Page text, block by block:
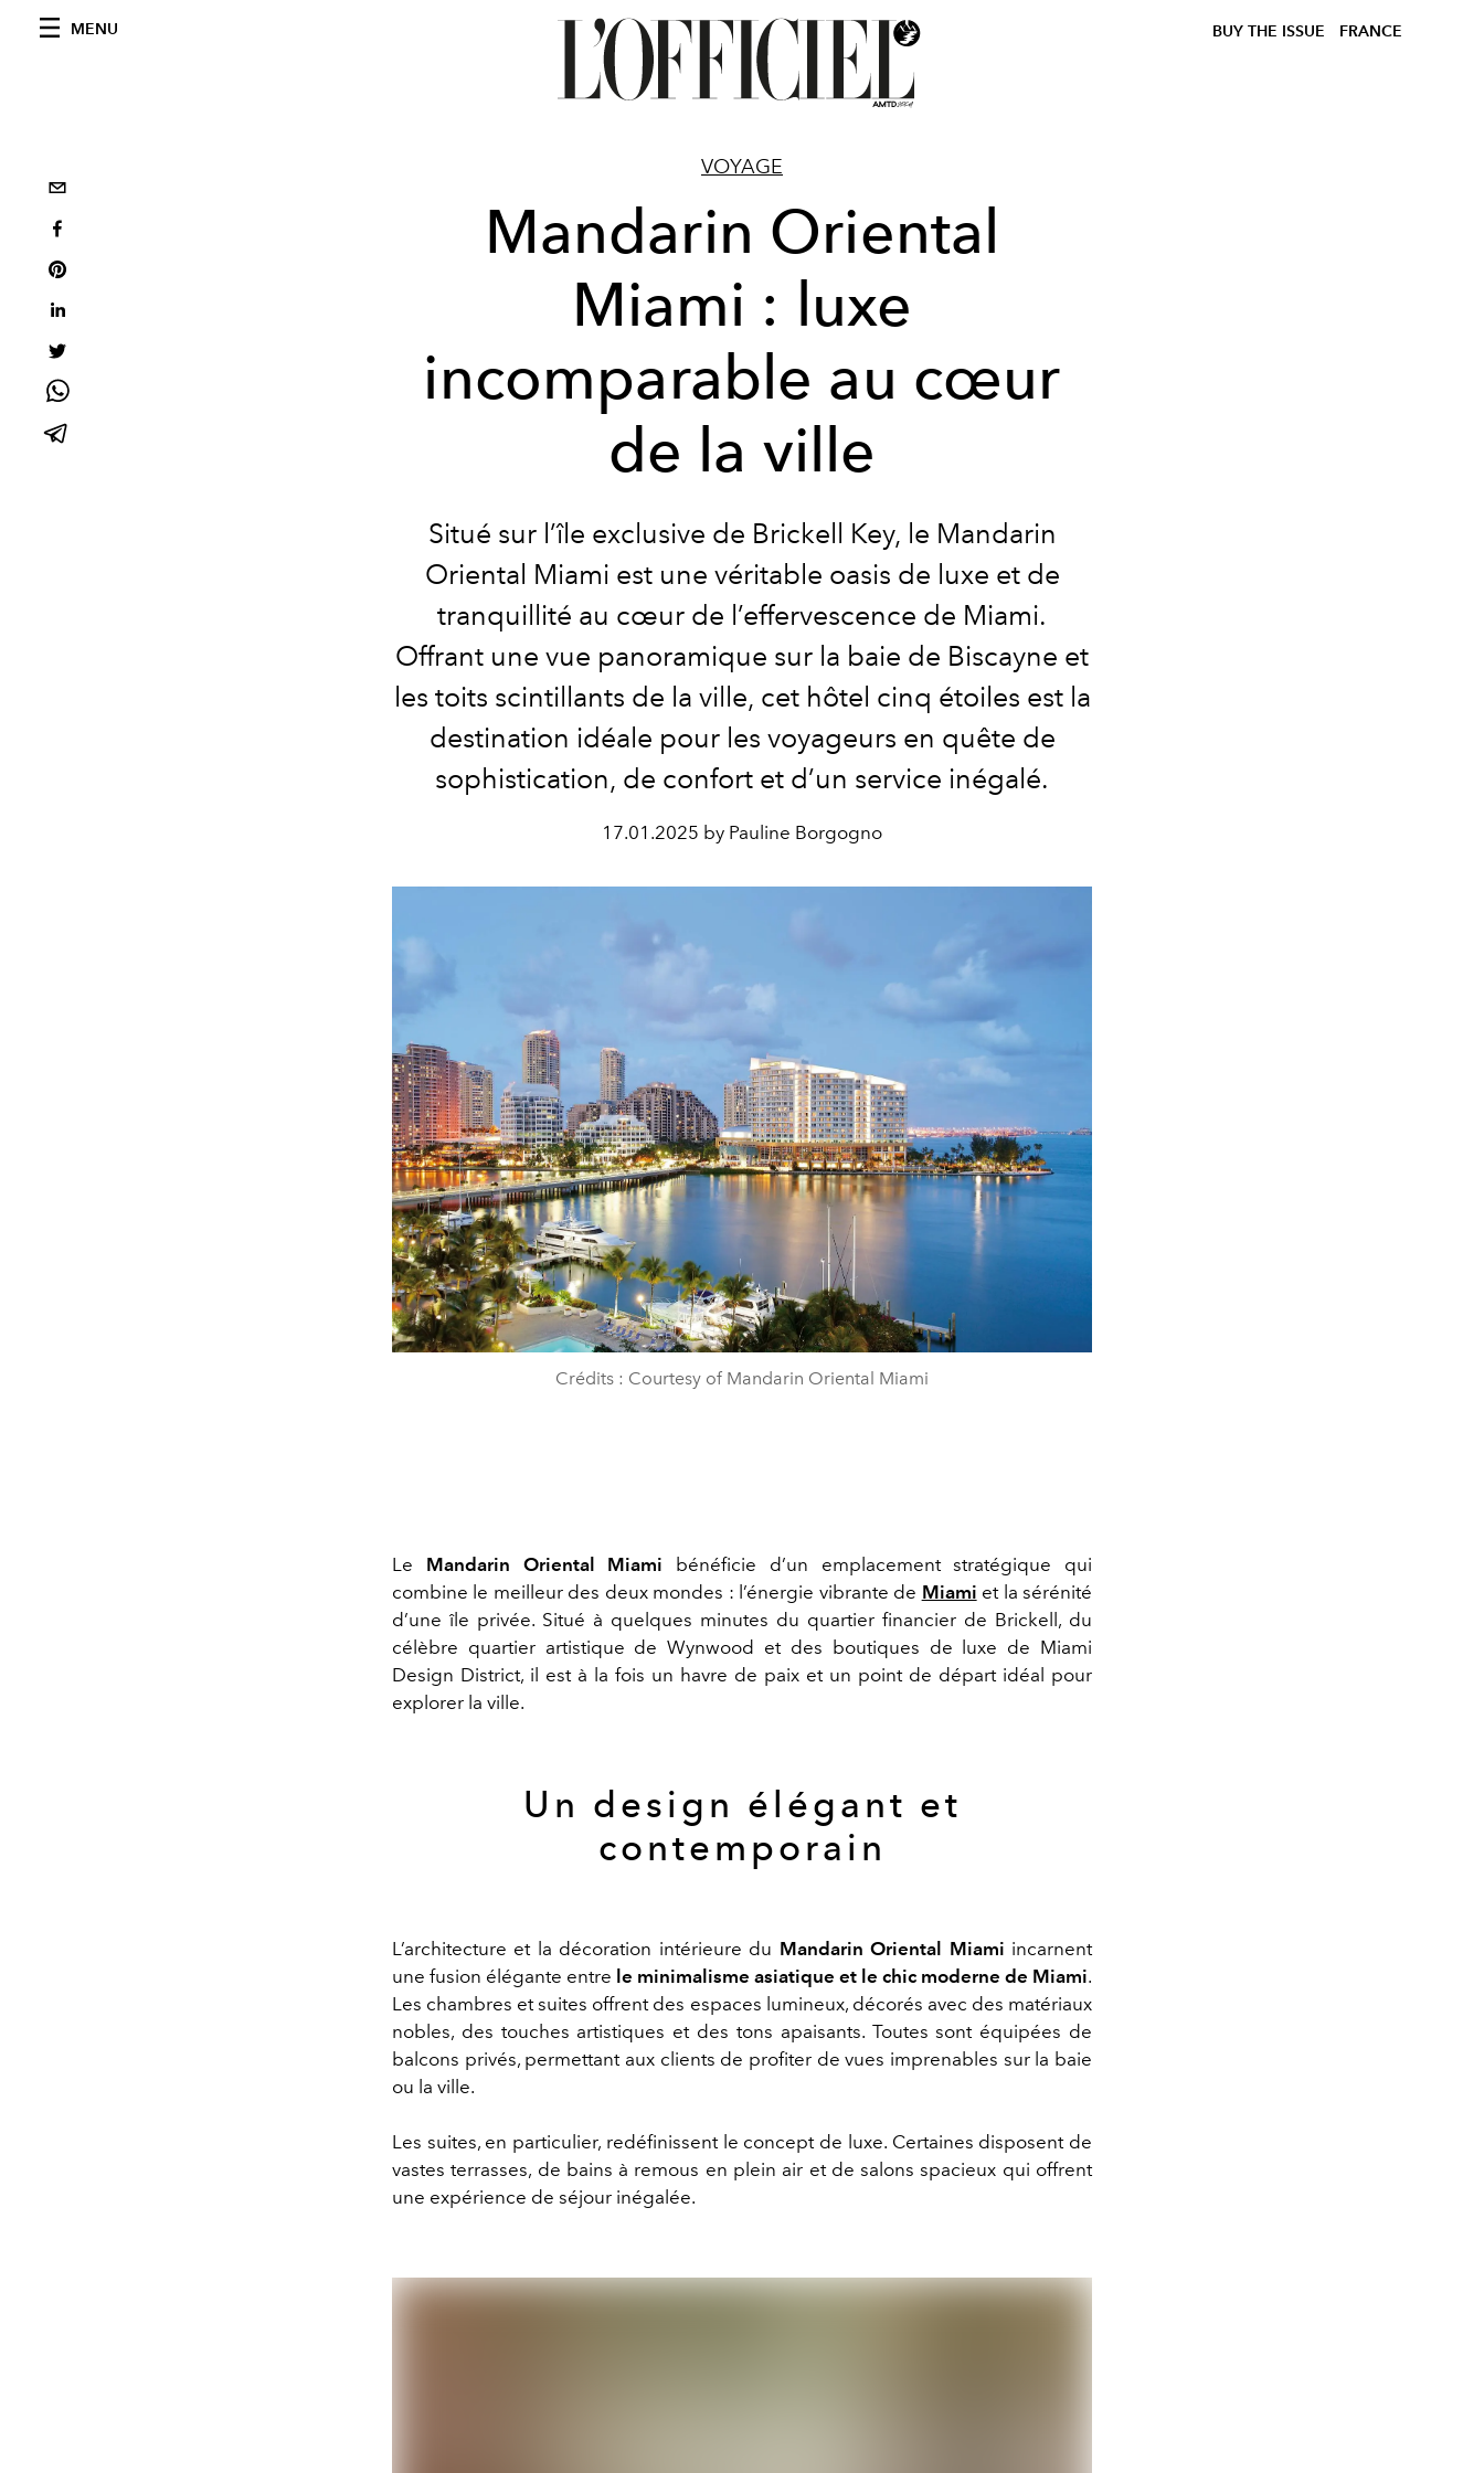
MENU BUY THE ISSUE FRANCE
VOYAGE
Mandarin Oriental
Miami : luxe
incomparable au cœur
de la ville
Situé sur l’île exclusive de Brickell Key, le Mandarin
Oriental Miami est une véritable oasis de luxe et de
tranquillité au cœur de l’effervescence de Miami.
Offrant une vue panoramique sur la baie de Biscayne et
les toits scintillants de la ville, cet hôtel cinq étoiles est la
destination idéale pour les voyageurs en quête de
sophistication, de confort et d’un service inégalé.
17.01.2025 by Pauline Borgogno
Crédits : Courtesy of Mandarin Oriental Miami
Le Mandarin Oriental Miami bénéficie d’un emplacement stratégique qui
combine le meilleur des deux mondes : l’énergie vibrante de Miami et la sérénité
d’une île privée. Situé à quelques minutes du quartier financier de Brickell, du
célèbre quartier artistique de Wynwood et des boutiques de luxe de Miami
Design District, il est à la fois un havre de paix et un point de départ idéal pour
explorer la ville.
Un design élégant et
contemporain
L’architecture et la décoration intérieure du Mandarin Oriental Miami incarnent
une fusion élégante entre le minimalisme asiatique et le chic moderne de Miami.
Les chambres et suites offrent des espaces lumineux, décorés avec des matériaux
nobles, des touches artistiques et des tons apaisants. Toutes sont équipées de
balcons privés, permettant aux clients de profiter de vues imprenables sur la baie
ou la ville.
Les suites, en particulier, redéfinissent le concept de luxe. Certaines disposent de
vastes terrasses, de bains à remous en plein air et de salons spacieux qui offrent
une expérience de séjour inégalée.